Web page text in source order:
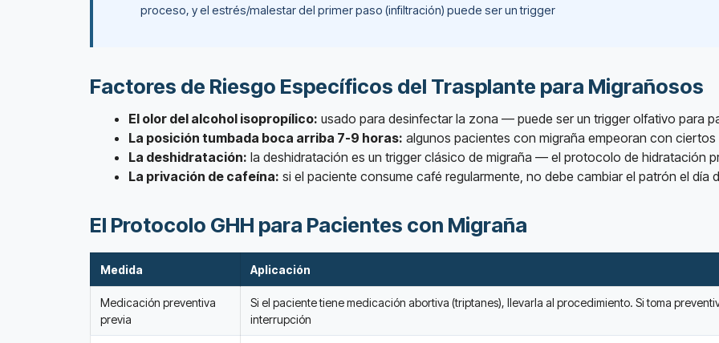
proceso, y el estrés/malestar del primer paso (infiltración) puede ser un trigger
Factores de Riesgo Específicos del Trasplante para Migrañosos
El olor del alcohol isopropílico: usado para desinfectar la zona — puede ser un trigger olfativo para
La posición tumbada boca arriba 7-9 horas: algunos pacientes con migraña empeoran con
La deshidratación: la deshidratación es un trigger clásico de migraña — el protocolo de hidratación
La privación de cafeína: si el paciente consume café regularmente, no debe cambiar el patrón el día
El Protocolo GHH para Pacientes con Migraña
Medida Aplicación
Medicación preventiva
previa
Si el paciente tiene medicación abortiva (triptanes), llevarla al procedimiento. Si toma
interrupción